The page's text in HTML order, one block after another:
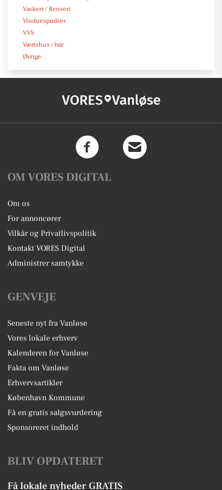
Vaskeri / Renseri
Vinduespudser
VVS
Værtshus / bar
Øvrige
VORES Vanløse
OM VORES DIGITAL
Om os
For annoncører
Vilkår og Privatlivspolitik
Kontakt VORES Digital
Administrer samtykke
GENVEJE
Seneste nyt fra Vanløse
Vores lokale erhverv
Kalenderen for Vanløse
Fakta om Vanløse
Erhvervsartikler
København Kommune
Få en gratis salgsvurdering
Sponsoreret indhold
BLIV OPDATERET
Få lokale nyheder GRATIS